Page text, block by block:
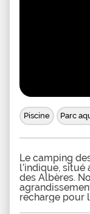
Piscine Parc
Le camping
l’indique,
des Albères.
recharge pour